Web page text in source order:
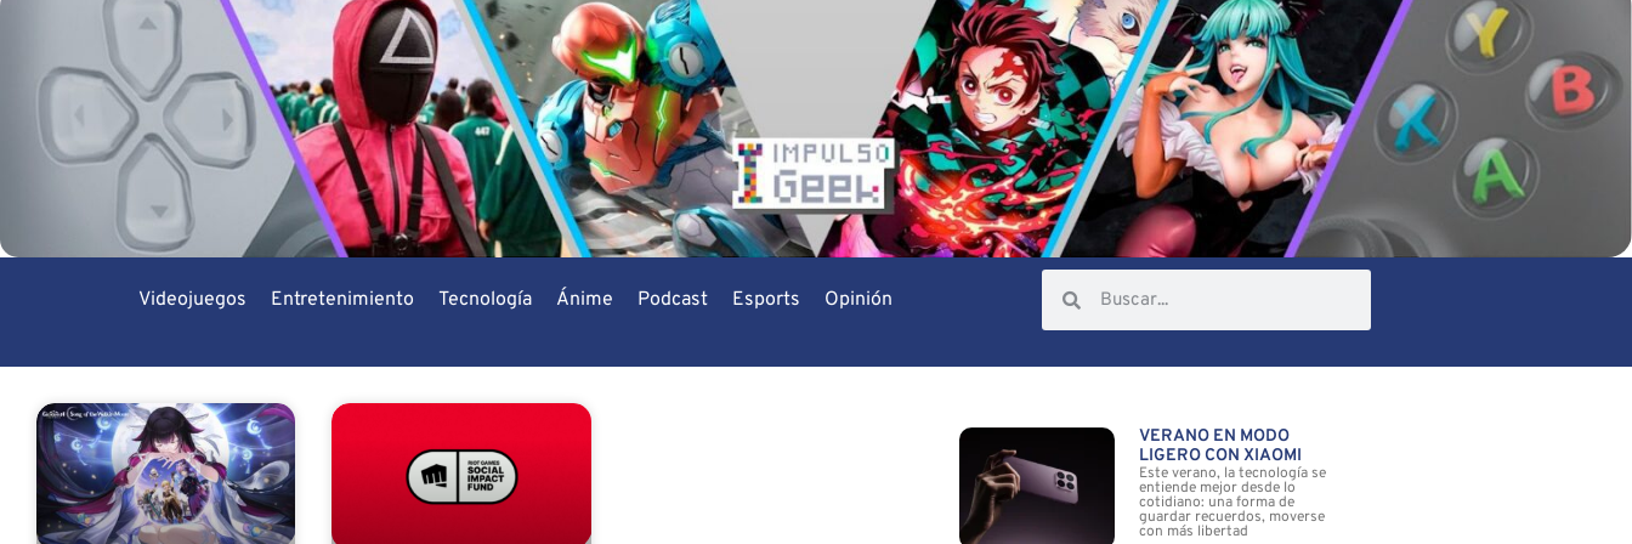
Videojuegos Entretenimiento Tecnología Ánime Podcast Esports Opinión
VERANO EN MODO
LIGERO CON XIAOMI
Este verano, la tecnología se
entiende mejor desde lo
cotidiano: una forma de
guardar recuerdos, moverse
con más libertad